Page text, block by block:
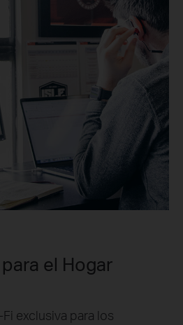
el Hogar
exclusiva para los